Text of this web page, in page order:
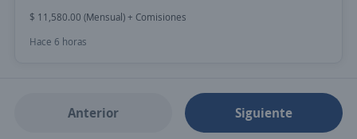
$ 11,580.00 (Mensual) + Comisiones
Hace 6 horas
Anterior Siguiente